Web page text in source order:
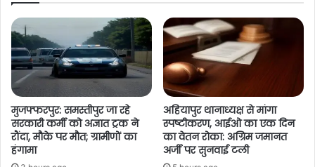
मुजफ्फरपुर: समस्तीपुर जा रहे
सरकारी कर्मी को अज्ञात ट्रक ने
रौंदा, मौके पर मौत; ग्रामीणों का
हंगामा
अहियापुर थानाध्यक्ष से मांगा
स्पष्टीकरण, आईओ का एक दिन
का वेतन रोका: अग्रिम जमानत
अर्जी पर सुनवाई टली